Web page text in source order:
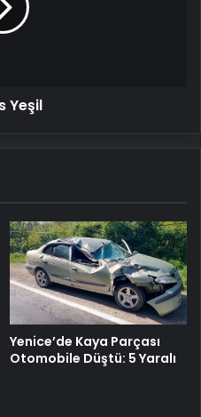
Yeşil
Yenice’de Kaya Parçası
Otomobile Düştü: 5 Yaralı